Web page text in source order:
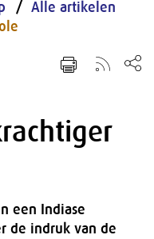
Alle artikelen
een Indiase
de indruk van de